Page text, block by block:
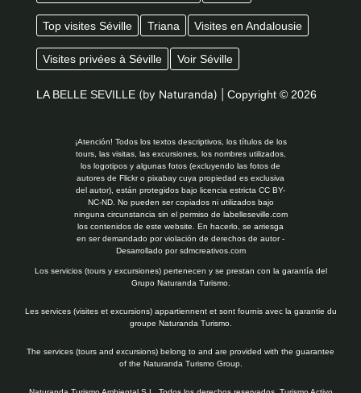
Top visites Séville Triana Visites en Andalousie
Visites privées à Séville Voir Séville
LA BELLE SEVILLE (by Naturanda) | Copyright © 2026
¡Atención! Todos los textos descriptivos, los títulos de los
tours, las visitas, las excursiones, los nombres utilizados,
los logotipos y algunas fotos (excluyendo las fotos de
autores de Flickr o pixabay cuya propiedad es exclusiva
del autor), están protegidos bajo licencia estricta CC BY-
NC-ND. No pueden ser copiados ni utilizados bajo
ninguna circunstancia sin el permiso de labelleseville.com
los contenidos de este website. En hacerlo, se arriesga
en ser demandado por violación de derechos de autor -
Desarrollado porsdmcreativos.com
Los servicios (tours y excursiones) pertenecen y se prestan con la garantía del
Grupo Naturanda Turismo.
Les services (visites et excursions) appartiennent et sont fournis avec la garantie du
groupe Naturanda Turismo.
The services (tours and excursions) belong to and are provided with the guarantee
of the Naturanda Turismo Group.